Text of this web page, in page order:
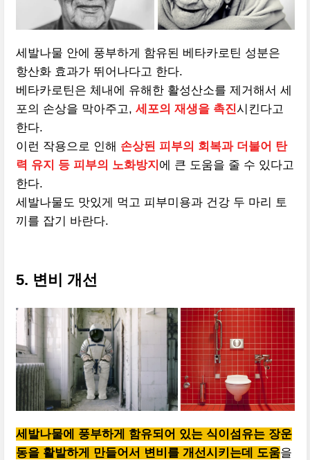
세발나물 안에 풍부하게 함유된 베타카로틴 성분은
항산화 효과가 뛰어나다고 한다.
베타카로틴은 체내에 유해한 활성산소를 제거해서 세
포의 손상을 막아주고, 세포의 재생을 촉진시킨다고
한다.
이런 작용으로 인해 손상된 피부의 회복과 더불어 탄
력 유지 등 피부의 노화방지 에 큰 도움을 줄 수 있다고
한다.
세발나물도 맛있게 먹고 피부미용과 건강 두 마리 토
끼를 잡기 바란다.
5. 변비 개선
세 발나물에 풍부하게 함유되어 있는 식이섬유는 장운
동을 활발하게 만들어서 변비를 개선시키는데 도움을